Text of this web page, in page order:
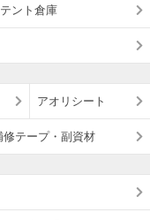
ント倉庫
アオリシート
修テープ・副資材